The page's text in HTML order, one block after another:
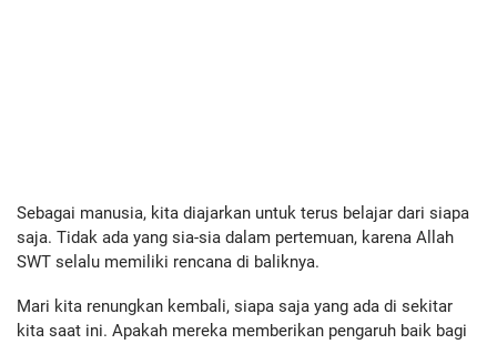
Sebagai manusia, kita diajarkan untuk terus belajar dari siapa
saja. Tidak ada yang sia-sia dalam pertemuan, karena Allah
SWT selalu memiliki rencana di baliknya.
Mari kita renungkan kembali, siapa saja yang ada di sekitar
kita saat ini. Apakah mereka memberikan pengaruh baik bagi